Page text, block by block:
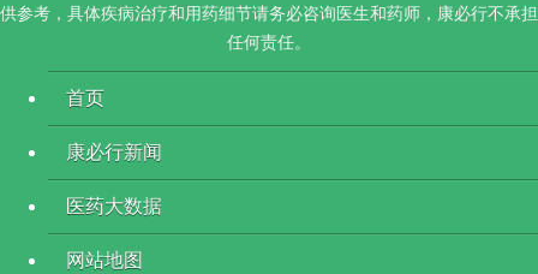
供参考，具体疾病治疗和用药细节请务必咨询医生和药师，康必行不承担
任何责任。
首页
康必行新闻
医药大数据
网站地图